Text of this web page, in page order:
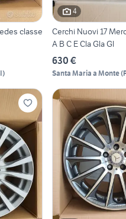
classe
)
4
Cerchi Nuovi 17
A B C E Cla Gla Gl
630 €
Santa Maria a Monte(